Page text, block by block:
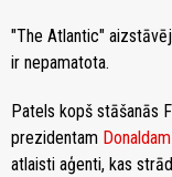
"The Atlantic"
ir nepamatota.
Patels kopš stāšanās
prezidentam
atlaisti aģenti, kas